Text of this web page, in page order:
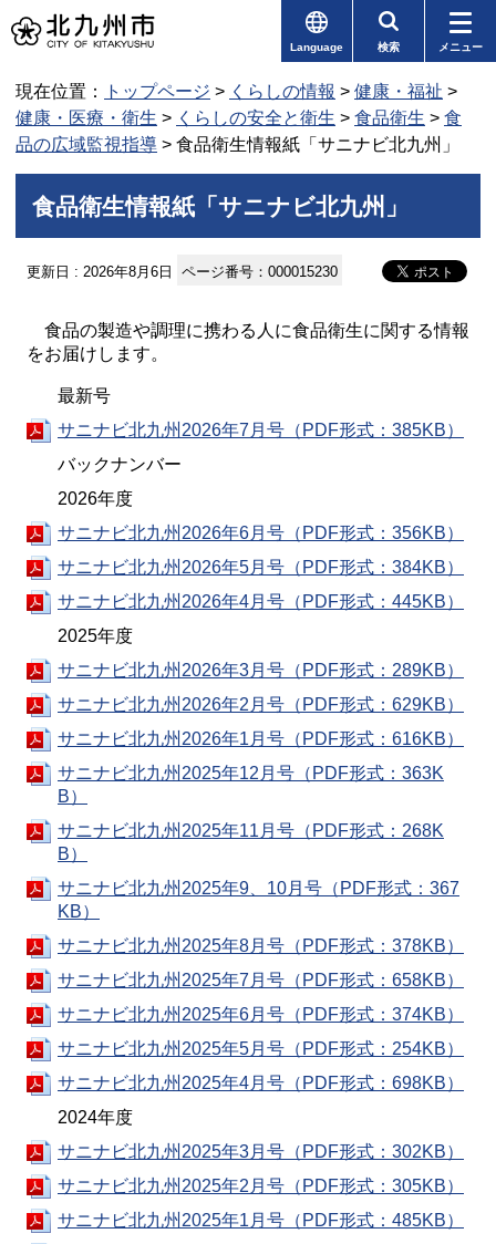
Language 検索 メニュー
現在位置： トップページ > くらしの情報 > 健康・福祉 >
健康・医療・衛生 > くらしの安全と衛生 > 食品衛生 > 食
品の広域監視指導 > 食品衛生情報紙「サニナビ北九州」
食品衛生情報紙「サニナビ北九州」
更新日 : 2026年8月6日 ページ番号：000015230
食品の製造や調理に携わる人に食品衛生に関する情報
をお届けします。
最新号
サニナビ北九州2026年7月号（PDF形式：385KB）
バックナンバー
2026年度
サニナビ北九州2026年6月号（PDF形式：356KB）
サニナビ北九州2026年5月号（PDF形式：384KB）
サニナビ北九州2026年4月号（PDF形式：445KB）
2025年度
サニナビ北九州2026年3月号（PDF形式：289KB）
サニナビ北九州2026年2月号（PDF形式：629KB）
サニナビ北九州2026年1月号（PDF形式：616KB）
サニナビ北九州2025年12月号（PDF形式：363K
B）
サニナビ北九州2025年11月号（PDF形式：268K
B）
サニナビ北九州2025年9、10月号（PDF形式：367
KB）
サニナビ北九州2025年8月号（PDF形式：378KB）
サニナビ北九州2025年7月号（PDF形式：658KB）
サニナビ北九州2025年6月号（PDF形式：374KB）
サニナビ北九州2025年5月号（PDF形式：254KB）
サニナビ北九州2025年4月号（PDF形式：698KB）
2024年度
サニナビ北九州2025年3月号（PDF形式：302KB）
サニナビ北九州2025年2月号（PDF形式：305KB）
サニナビ北九州2025年1月号（PDF形式：485KB）